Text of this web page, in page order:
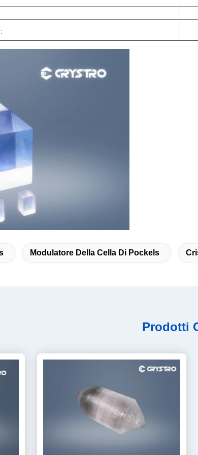
Modulatore Della Cella Di Pockels
Prodotti